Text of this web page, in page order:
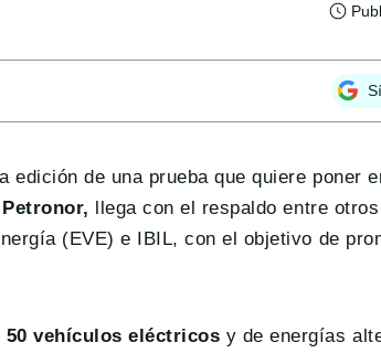
edición de una prueba que quiere poner
llega con el respaldo entre
(EVE) e IBIL, con el objetivo de
vehículos eléctricos y de energías